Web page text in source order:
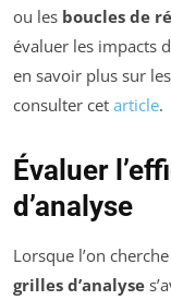
ou les boucles de
évaluer les impacts
en savoir plus sur
consulter cet article.
Évaluer
d’analyse
Lorsque l’on
grilles d’analyse